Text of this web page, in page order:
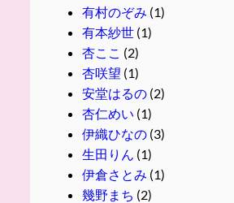
有村のぞみ (1)
有本紗世(1)
杏ここ (2)
杏咲望 (1)
安堂はるの(2)
杏仁めい (1)
伊織ひなの(3)
生田りん (1)
伊倉さとみ (1)
幾野まち (2)